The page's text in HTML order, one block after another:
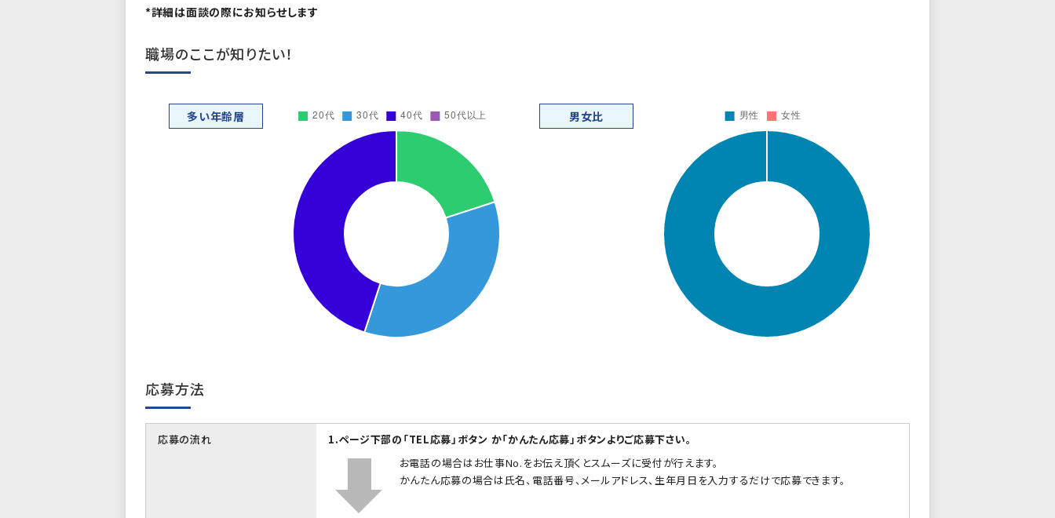
*詳細は面談の際にお知らせします
職場のここが知りたい！
多い年齢層 男女比
応募方法
応募の流れ
1.ページ下部の「TEL応募」ボタン か「かんたん応募」ボタンよりご応募下さい。
お電話の場合はお仕事No.をお伝え頂くとスムーズに受付が行えます。
かんたん応募の場合は氏名、電話番号、メールアドレス、生年月日を入力するだけで応募できます。